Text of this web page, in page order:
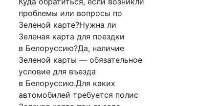
проблемы или вопросы по
Зеленой карте?Нужна ли
Зеленая карта для поездки
в Белоруссию?Да, наличие
Зеленой карты — обязательное
условие для въезда
в Белоруссию.Для каких
автомобилей требуется полис